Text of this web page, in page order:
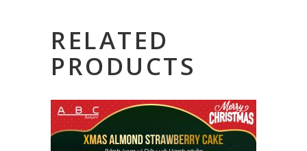
RELATED
PRODUCTS